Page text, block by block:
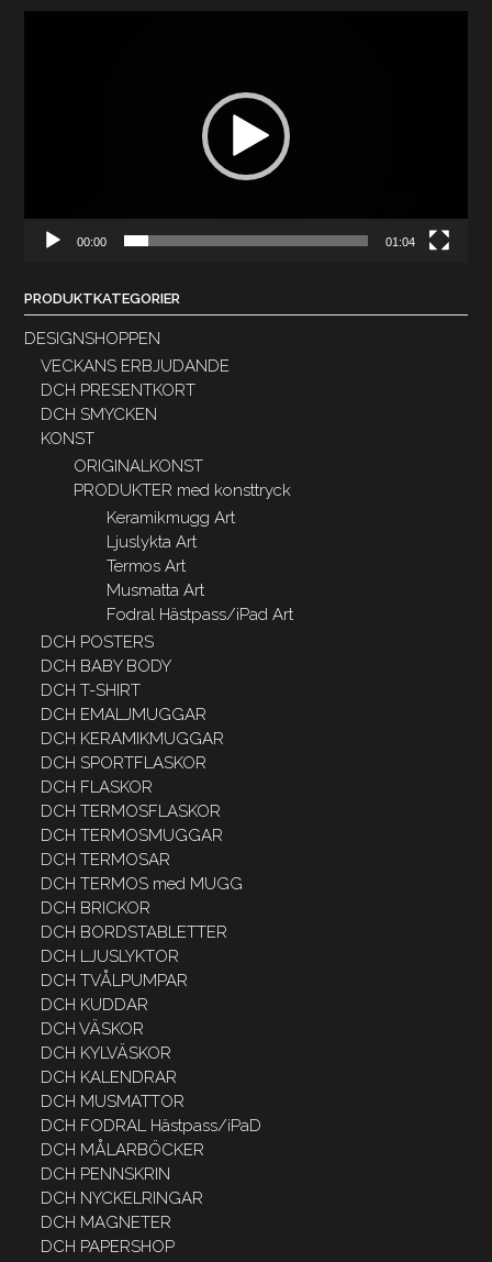
00:00 01:04
PRODUKTKATEGORIER
DESIGNSHOPPEN
VECKANS ERBJUDANDE
DCH PRESENTKORT
DCH SMYCKEN
KONST
ORIGINALKONST
PRODUKTER med konsttryck
Keramikmugg Art
Ljuslykta Art
Termos Art
Musmatta Art
Fodral Hästpass/iPad Art
DCH POSTERS
DCH BABY BODY
DCH T-SHIRT
DCH EMALJMUGGAR
DCH KERAMIKMUGGAR
DCH SPORTFLASKOR
DCH FLASKOR
DCH TERMOSFLASKOR
DCH TERMOSMUGGAR
DCH TERMOSAR
DCH TERMOS med MUGG
DCH BRICKOR
DCH BORDSTABLETTER
DCH LJUSLYKTOR
DCH TVÅLPUMPAR
DCH KUDDAR
DCH VÄSKOR
DCH KYLVÄSKOR
DCH KALENDRAR
DCH MUSMATTOR
DCH FODRAL Hästpass/iPaD
DCH MÅLARBÖCKER
DCH PENNSKRIN
DCH NYCKELRINGAR
DCH MAGNETER
DCH PAPERSHOP